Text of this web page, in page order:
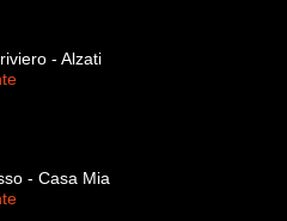
- Alzati
- Casa Mia